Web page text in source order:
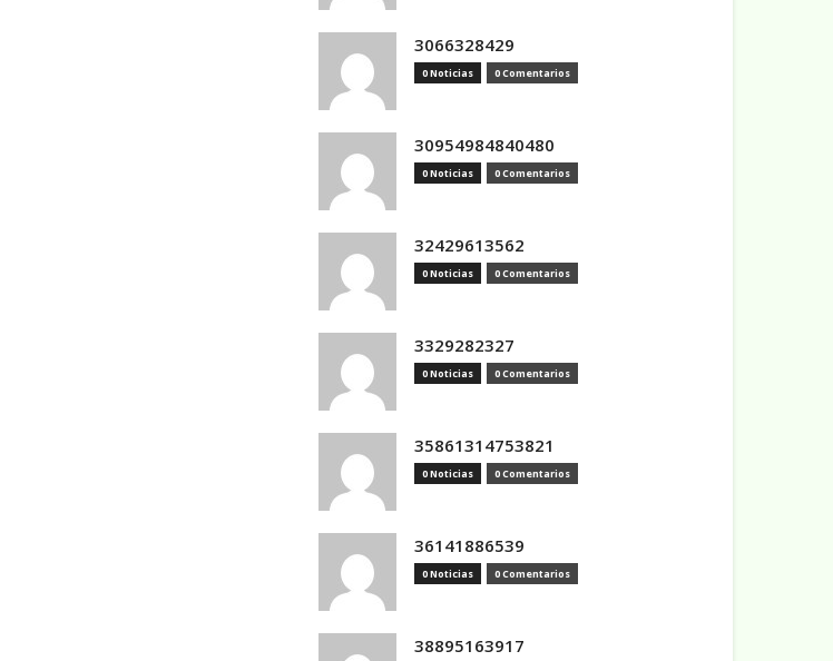
3066328429
0 Noticias 0 Comentarios
30954984840480
0 Noticias 0 Comentarios
32429613562
0 Noticias 0 Comentarios
3329282327
0 Noticias 0 Comentarios
35861314753821
0 Noticias 0 Comentarios
36141886539
0 Noticias 0 Comentarios
38895163917